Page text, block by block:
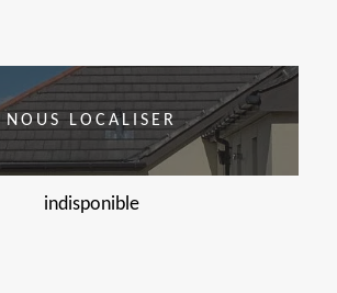
NOUS LOCALISER
indisponible